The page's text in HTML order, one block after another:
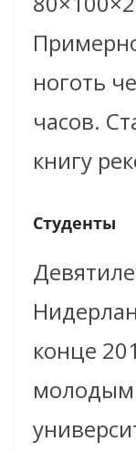
ноготь
часов.
книгу
Студенты
конце
молодым